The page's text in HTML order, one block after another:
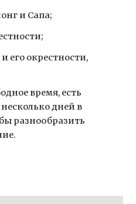
и Сапа;
его окрестности,
время, есть
дней в
разнообразить